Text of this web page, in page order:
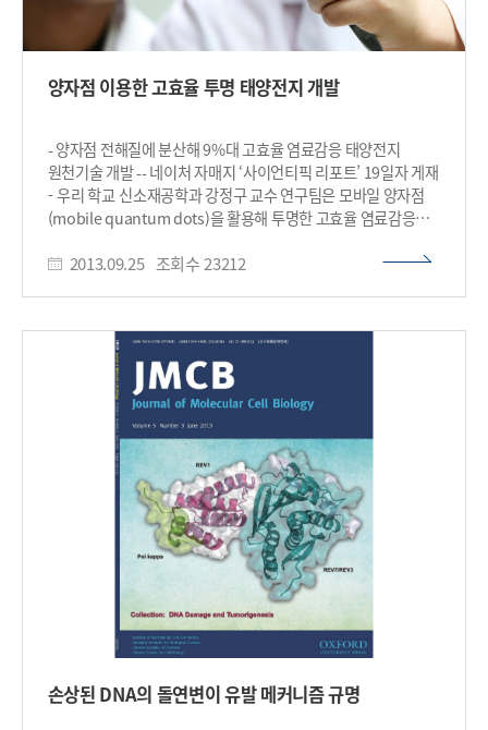
양자점 이용한 고효율 투명 태양전지 개발
- 양자점 전해질에 분산해 9%대 고효율 염료감응 태양전지
원천기술 개발 -- 네이처 자매지 ‘사이언티픽 리포트’ 19일자 게재
- 우리 학교 신소재공학과 강정구 교수 연구팀은 모바일 양자점
(mobile quantum dots)을 활용해 투명한 고효율 염료감응
학술지인 네이처(Nature)에서 발간하는 사이언티픽 리포트
가시광선 및 적외선 영역의 빛 흡수를 높이기 위해 염료, 빛
산란층, 플라즈몬 구조 등을 적용해 왔다. 그러나 이러한 구조들로
인해 태양전지가 두꺼워져 고효율의 투명 태양전지 구현에
한계가 있었다. 연구팀은 빛 흡수를 높이기 위해 염료감응
태양전지의 전해질에 양자점을 분산시켜 빛 산란층과 플라스몬
구조 없이도 9%대의 고효율을 달성했다. 아직은 현재 양산
가능한 태양전지보다 효율이 낮고, 상용화에는 많은 시간이
소요될 것으로 예상되지만 근본적으로 두께가 얇고 저렴한
염료감응 태양전지의 장점으로 인해 매우 의미 있는
연구결과라고 연구팀은 전했다. 이와 함께 연구팀은 전해질에
분산돼 있는 양자점이 염료와 함께 빛을 흡수하고 나서 다시 빛을
방출해 TiO2-염료 층과 전해질이 있음에도 불구하고 투명한
태양전지를 구현해내는데 성공했다.연구팀은 또 이번 연구를
통해 △가시광선 영역대에서도 양자점의 흡수와 방출 스펙트럼에
따라 형광공명 에너지 이동과 빛을 흡수한 양자점이 산화된
분산층과 플라즈몬 구조가 있는 투명하지 않은 셀과의
2013.09.25 조회수 23212
손상된 DNA의 돌연변이 유발 메커니즘 규명